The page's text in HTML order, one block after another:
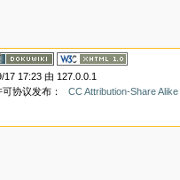
17 17:23 由 127.0.0.1
协议发布：
CC Attribution-Share